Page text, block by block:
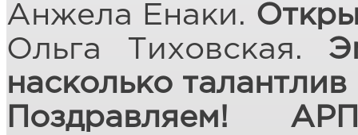
Анжела Енаки.
Ольга Тиховская.
насколько
Поздравляем!